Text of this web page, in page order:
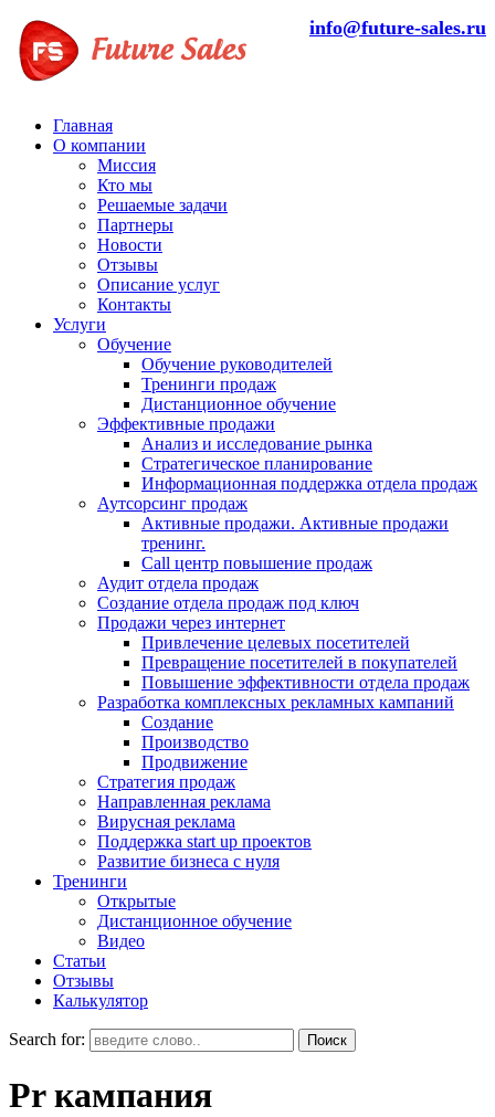
info@future-sales.ru
Главная
О компании
Миссия
Кто мы
Решаемые задачи
Партнеры
Новости
Отзывы
Описание услуг
Контакты
Услуги
Обучение
Обучение руководителей
Тренинги продаж
Дистанционное обучение
Эффективные продажи
Анализ и исследование рынка
Стратегическое планирование
Информационная поддержка отдела продаж
Аутсорсинг продаж
Активные продажи. Активные продажи
тренинг.
Call центр повышение продаж
Аудит отдела продаж
Создание отдела продаж под ключ
Продажи через интернет
Привлечение целевых посетителей
Превращение посетителей в покупателей
Повышение эффективности отдела продаж
Разработка комплексных рекламных кампаний
Создание
Производство
Продвижение
Стратегия продаж
Направленная реклама
Вирусная реклама
Поддержка start up проектов
Развитие бизнеса с нуля
Тренинги
Открытые
Дистанционное обучение
Видео
Статьи
Отзывы
Калькулятор
Search for:
Pr кампания